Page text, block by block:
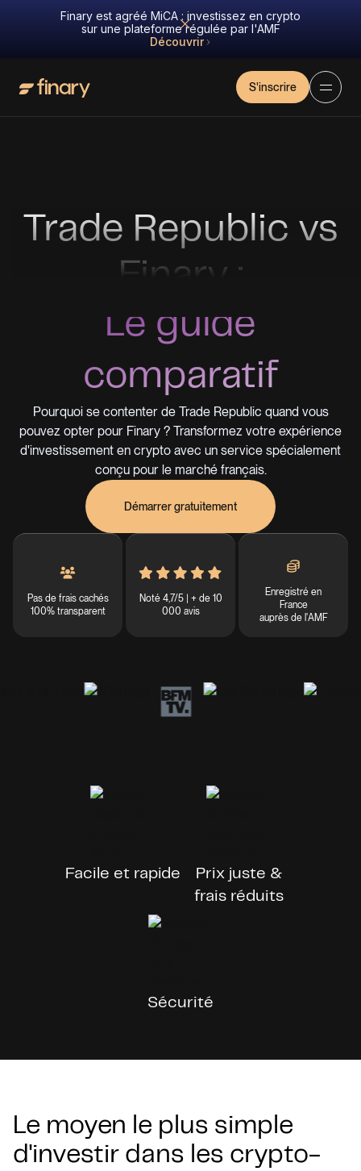
Finary est agréé MiCA : investissez en crypto
sur une plateforme régulée par l'AMF
Découvrir
S'inscrire
Trade Republic vs
Finary :
Le guide
comparatif
Pourquoi se contenter de Trade Republic quand vous
pouvez opter pour Finary ? Transformez votre expérience
d'investissement en crypto avec un service spécialement
conçu pour le marché français.
Démarrer gratuitement
Pas de frais cachés
100% transparent
Noté 4,7/5 | + de 10
000 avis
Enregistré en
France
auprès de l'AMF
Facile et rapide
Prix juste &
frais réduits
Sécurité
Le moyen le plus simple
d'investir dans les crypto-